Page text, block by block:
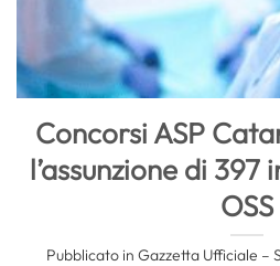
Concorsi ASP
l’assunzione di
OSS
Pubblicato in Gazzetta Ufficiale –